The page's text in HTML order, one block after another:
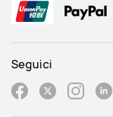
Seguici